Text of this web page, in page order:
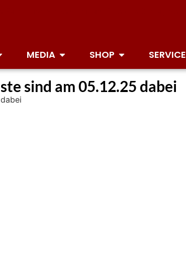
MEDIA SHOP SERVICE
sind am 05.12.25 dabei